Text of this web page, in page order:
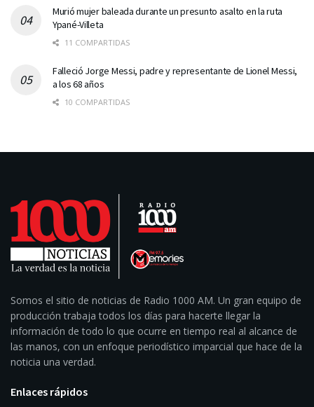
Murió mujer baleada durante un presunto asalto en la ruta
Ypané-Villeta
11 COMPARTIDAS
Falleció Jorge Messi, padre y representante de Lionel Messi,
a los 68 años
10 COMPARTIDAS
Somos el sitio de noticias de Radio 1000 AM. Un gran equipo de
producción trabaja todos los días para hacerte llegar la
información de todo lo que ocurre en tiempo real al alcance de
las manos, con un enfoque periodístico imparcial que hace de la
noticia una verdad.
Enlaces rápidos